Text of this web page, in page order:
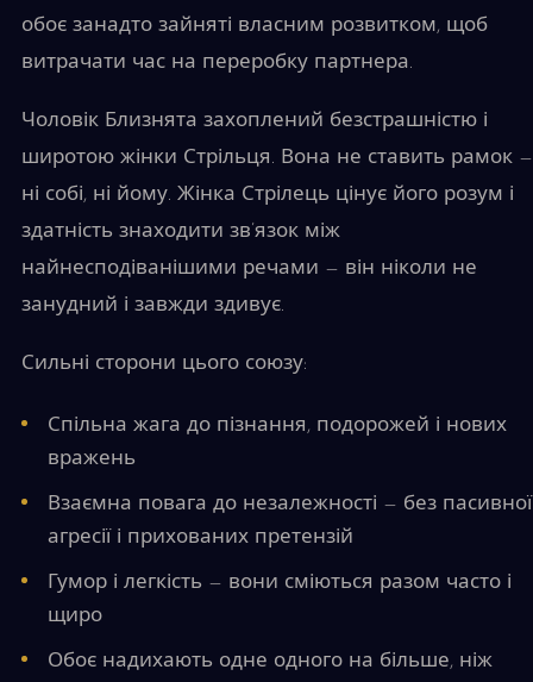
обоє занадто зайняті власним розвитком, щоб
витрачати час на переробку партнера.
Чоловік Близнята захоплений безстрашністю і
широтою жінки Стрільця. Вона не ставить рамок —
ні собі, ні йому. Жінка Стрілець цінує його розум і
здатність знаходити зв’язок між
найнесподіванішими речами — він ніколи не
занудний і завжди здивує.
Сильні сторони цього союзу:
Спільна жага до пізнання, подорожей і нових
вражень
Взаємна повага до незалежності — без пасивної
агресії і прихованих претензій
Гумор і легкість — вони сміються разом часто і
щиро
Обоє надихають одне одного на більше, ніж